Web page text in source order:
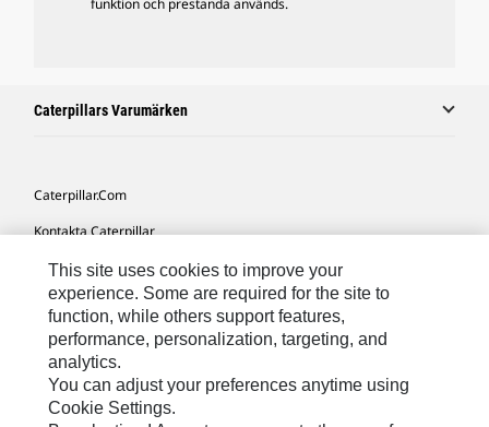
funktion och prestanda används.
Caterpillars Varumärken
Caterpillar.com
Kontakta Caterpillar
Mina Marknadsföringspreferenser
Platskarta
Cookie Settings
Juridiskt
Sekretess
This site uses cookies to improve your
experience. Some are required for the site to
function, while others support features,
performance, personalization, targeting, and
analytics.
You can adjust your preferences anytime using
Cookie Settings.